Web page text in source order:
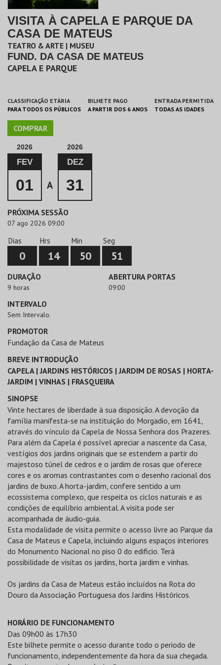
VISITA À CAPELA E PARQUE DA
CASA DE MATEUS
TEATRO & ARTE | MUSEU
FUND. DA CASA DE MATEUS
CAPELA E PARQUE
CLASSIFICAÇÃO ETÁRIA
PARA TODOS OS PÚBLICOS
BILHETE PAGO
A PARTIR DOS 6 ANOS
ENTRADA PERMITIDA
TODAS AS IDADES
COMPRAR
2026
FEV
01 A
2026
DEZ
31
PRÓXIMA SESSÃO
07 ago 2026 09:00
Dias
0
Hrs
14
Min
50
Seg
51
DURAÇÃO
9 horas
ABERTURA PORTAS
09:00
INTERVALO
Sem Intervalo.
PROMOTOR
Fundação da Casa de Mateus
BREVE INTRODUÇÃO
CAPELA | JARDINS HISTÓRICOS | JARDIM DE ROSAS | HORTA-
JARDIM | VINHAS | FRASQUEIRA
SINOPSE
Vinte hectares de liberdade à sua disposição. A devoção da
família manifesta-se na instituição do Morgadio, em 1641,
através do vínculo da Capela de Nossa Senhora dos Prazeres.
Para além da Capela é possível apreciar a nascente da Casa,
vestígios dos jardins originais que se estendem a partir do
majestoso túnel de cedros e o jardim de rosas que oferece
cores e os aromas contrastantes com o desenho racional dos
jardins de buxo. A horta-jardim, confere sentido a um
ecossistema complexo, que respeita os ciclos naturais e as
condições de equilíbrio ambiental. A visita pode ser
acompanhada de áudio-guia.
Esta modalidade de visita permite o acesso livre ao Parque da
Casa de Mateus e Capela, incluindo alguns espaços interiores
do Monumento Nacional no piso 0 do edificio. Terá
possibilidade de visitas os jardins, horta jardim e vinhas.
Os jardins da Casa de Mateus estão incluídos na Rota do
Douro da Associação Portuguesa dos Jardins Históricos.
HORÁRIO DE FUNCIONAMENTO
Das 09h00 às 17h30
Este bilhete permite o acesso durante todo o periodo de
funcionamento, independentemente da hora da sua chegada.